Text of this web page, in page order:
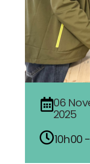
06
2025
10h00